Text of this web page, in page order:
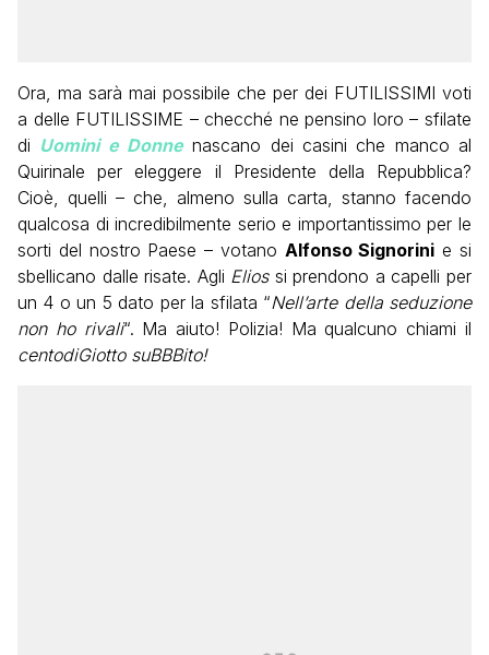
Ora, ma sarà mai possibile che per dei FUTILISSIMI voti
a delle FUTILISSIME – checché ne pensino loro – sfilate
di Uomini e Donnenascano dei casini che manco al
Quirinale per eleggere il Presidente della Repubblica?
Cioè, quelli – che, almeno sulla carta, stanno facendo
qualcosa di incredibilmente serio e importantissimo per le
sorti del nostro Paese – votano Alfonso Signorini e si
sbellicano dalle risate. Agli Eliossi prendono a capelli per
un 4 o un 5 dato per la sfilata “Nell’arte della seduzione
non ho rivali“. Ma aiuto! Polizia! Ma qualcuno chiami il
centodiGiotto suBBBito!